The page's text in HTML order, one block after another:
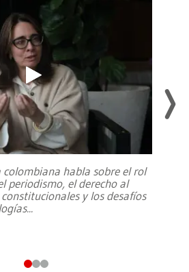
colombiana habla sobre el rol
periodismo, el derecho al
y los desafíos
...